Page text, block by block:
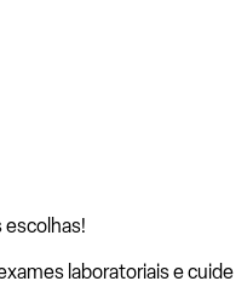
escolhas!
laboratoriais e cuide